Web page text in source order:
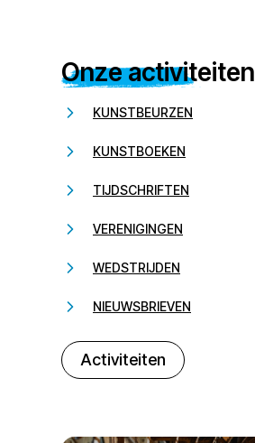
Onze activiteiten
KUNSTBEURZEN
KUNSTBOEKEN
TIJDSCHRIFTEN
VERENIGINGEN
WEDSTRIJDEN
NIEUWSBRIEVEN
Activiteiten
232323